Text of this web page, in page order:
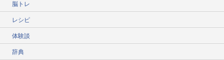
脳トレ
レシピ
体験談
辞典